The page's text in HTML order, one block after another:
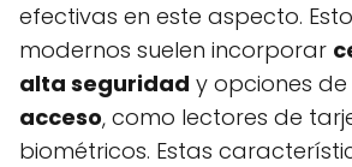
efectivas en este aspecto.
modernos suelen incorporar
alta seguridad y opciones de
acceso, como lectores de
biométricos. Estas